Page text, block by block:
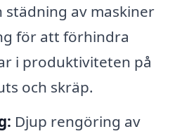
städning av maskiner
för att förhindra
i produktiviteten på
och skräp.
Djup rengöring av